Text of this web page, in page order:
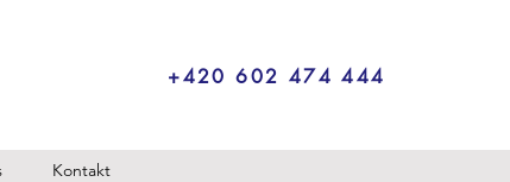
+420 602 474 444
Kontakt